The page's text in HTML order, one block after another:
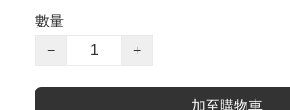
數量
−
+
加至購物車